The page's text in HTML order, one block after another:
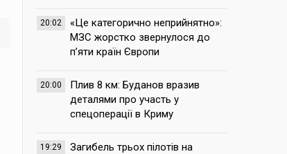
20:02
«Це категорично неприйнятно»:
МЗС жорстко звернулося до
п’яти країн Європи
20:00
Плив 8 км: Буданов вразив
деталями про участь у
спецоперації в Криму
19:29
Загибель трьох пілотів на